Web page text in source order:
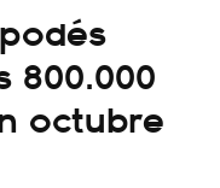
800.000
octubre